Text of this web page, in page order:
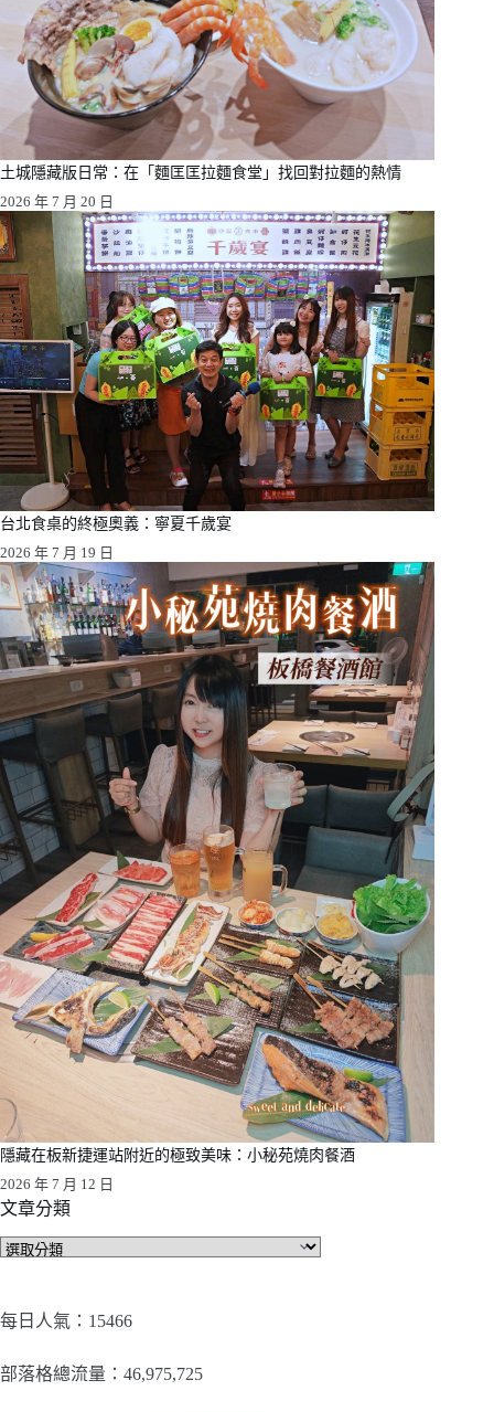
土城隱藏版日常：在「麵匡匡拉麵食堂」找回對拉麵的熱情
2026 年 7 月 20 日
台北食桌的終極奧義：寧夏千歲宴
2026 年 7 月 19 日
隱藏在板新捷運站附近的極致美味：小秘苑燒肉餐酒
2026 年 7 月 12 日
文章分類
文
類
每日人氣：15466
部落格總流量：​46,975,725